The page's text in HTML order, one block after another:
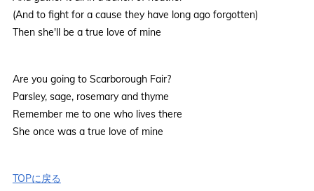
(And to fight for a cause they have long ago forgotten)
Then she'll be a true love of mine
Are you going to Scarborough Fair?
Parsley, sage, rosemary and thyme
Remember me to one who lives there
She once was a true love of mine
TOPに戻る